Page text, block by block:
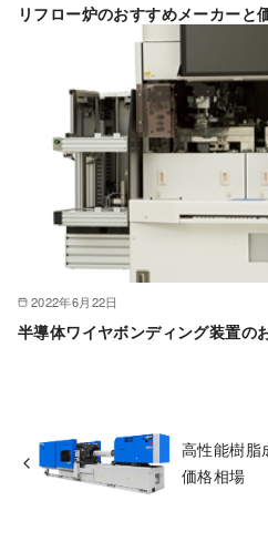
リフロー炉のおすすめメーカーと
2022年6月22日
半導体ワイヤボンディング装置の
高性能樹脂
価格相場